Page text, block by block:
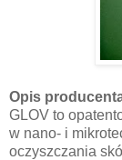
Opis
GLOV to
w nano- i
oczyszczania